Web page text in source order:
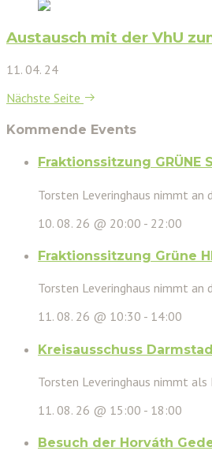
Austausch mit der VhU
11. 04. 24
Nächste Seite
Kommende Events
Fraktionssitzung
Torsten Leveringhaus nimmt
10. 08. 26 @ 20:00 - 22:00
Fraktionssitzung Grüne
Torsten Leveringhaus nimmt
11. 08. 26 @ 10:30 - 14:00
Kreisausschuss
Torsten Leveringhaus nimmt als
11. 08. 26 @ 15:00 - 18:00
Besuch der Horváth